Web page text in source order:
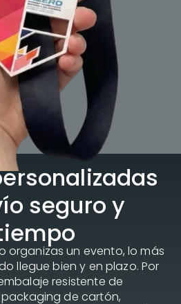
seguro y
organizas un evento, lo más
llegue bien y en plazo. Por
resistente de
de cartón,